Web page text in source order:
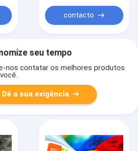
contacto
seu tempo
nos contatar os melhores produtos
Dê a sua exigência